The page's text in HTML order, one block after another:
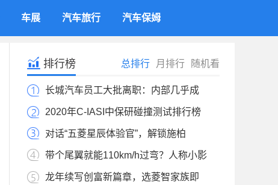
车展 汽车旅行 汽车保姆
总排行 月排行 随机看
排行榜
长城汽车员工大批离职：内部几乎成
2020年C-IASI中保研碰撞测试排行榜
对话“五菱星辰体验官”，解锁施柏
带个尾翼就能110km/h过弯？人称小影
龙年续写创富新篇章，选菱智家族即